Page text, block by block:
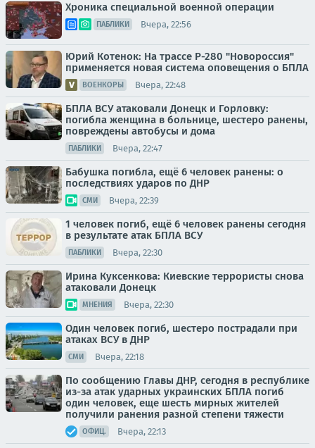
Хроника специальной военной операции
ПАБЛИКИ Вчера, 22:56
Юрий Котенок: На трассе Р-280 "Новороссия"
применяется новая система оповещения о БПЛА
ВОЕНКОРЫ Вчера, 22:48
БПЛА ВСУ атаковали Донецк и Горловку:
погибла женщина в больнице, шестеро ранены,
повреждены автобусы и дома
ПАБЛИКИ Вчера, 22:47
Бабушка погибла, ещё 6 человек ранены: о
последствиях ударов по ДНР
СМИ Вчера, 22:39
1 человек погиб, ещё 6 человек ранены сегодня
в результате атак БПЛА ВСУ
ПАБЛИКИ Вчера, 22:30
Ирина Куксенкова: Киевские террористы снова
атаковали Донецк
МНЕНИЯ Вчера, 22:30
Один человек погиб, шестеро пострадали при
атаках ВСУ в ДНР
СМИ Вчера, 22:18
По сообщению Главы ДНР, сегодня в республике
из-за атак ударных украинских БПЛА погиб
один человек, еще шесть мирных жителей
получили ранения разной степени тяжести
ОФИЦ. Вчера, 22:13